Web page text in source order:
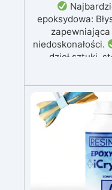
epoksydowa:
niedoskonałości.
dzieł sztuki,
możliwością
Odporna na
Gwarantuje
prace, które nie
Niska lepkość i
perfekcyjnych
do form i
bezpieczna po
kontakcie ze
zapewniając